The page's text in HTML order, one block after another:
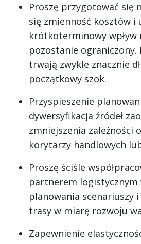
Proszę przygotować się
się zmienność kosztów i
krótkoterminowy wpływ
pozostanie ograniczony.
trwają zwykle znacznie
początkowy szok.
Przyspieszenie
dywersyfikacja źródeł
zmniejszenia zależności
korytarzy handlowych
Proszę ściśle
partnerem logistycznym
planowania scenariuszy
trasy w miarę rozwoju
Zapewnienie